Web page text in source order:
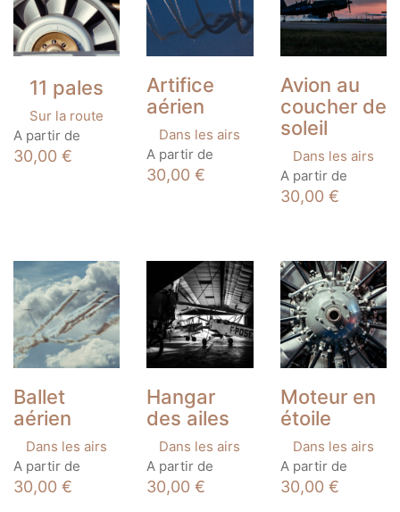
11 pales
Sur la route
Ce
produit
a
être
choisies
sur
la
page
du
produit
A partir de
30,00 €
Artifice
aérien
Dans les airs
Ce
produit
a
peuvent
être
choisies
sur
la
page
du
A partir de
30,00€
Avion au
coucher de
soleil
Dans les airs
Ce
produit
a
Les
options
peuvent
être
choisies
sur
la
du
produit
A partir de
30,00 €
Ballet
aérien
Dans les airs
Ce
produit
a
A partir de
30,00 €
Hangar
des ailes
Dans les airs
Ce
produit
a
A partir de
30,00€
Moteur en
étoile
Dans les airs
Ce
produit
a
A partir de
30,00 €